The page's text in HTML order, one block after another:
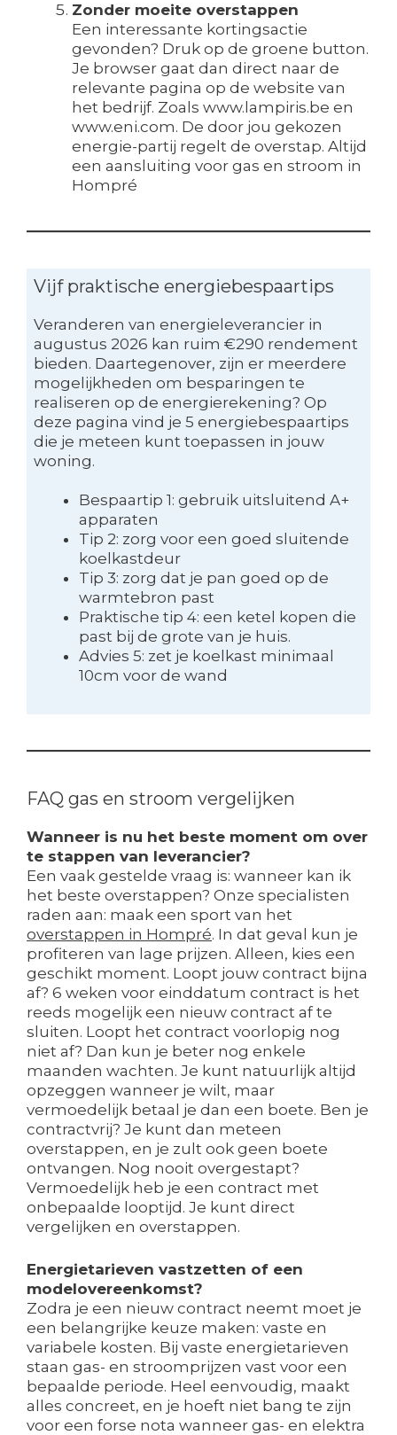
Zonder moeite overstappen
Een interessante kortingsactie
gevonden? Druk op de groene button.
Je browser gaat dan direct naar de
relevante pagina op de website van
het bedrijf. Zoals www.lampiris.be en
www.eni.com. De door jou gekozen
energie-partij regelt de overstap. Altijd
een aansluiting voor gas en stroom in
Hompré
Vijf praktische energiebespaartips
Veranderen van energieleverancier in
augustus 2026 kan ruim €290 rendement
bieden. Daartegenover, zijn er meerdere
mogelijkheden om besparingen te
realiseren op de energierekening? Op
deze pagina vind je 5 energiebespaartips
die je meteen kunt toepassen in jouw
woning.
Bespaartip 1: gebruik uitsluitend A+
apparaten
Tip 2: zorg voor een goed sluitende
koelkastdeur
Tip 3: zorg dat je pan goed op de
warmtebron past
Praktische tip 4: een ketel kopen die
past bij de grote van je huis.
Advies 5: zet je koelkast minimaal
10cm voor de wand
FAQ gas en stroom vergelijken
Wanneer is nu het beste moment om over
te stappen van leverancier?
Een vaak gestelde vraag is: wanneer kan ik
het beste overstappen? Onze specialisten
raden aan: maak een sport van het
overstappen in Hompré. In dat geval kun je
profiteren van lage prijzen. Alleen, kies een
geschikt moment. Loopt jouw contract bijna
af? 6 weken voor einddatum contract is het
reeds mogelijk een nieuw contract af te
sluiten. Loopt het contract voorlopig nog
niet af? Dan kun je beter nog enkele
maanden wachten. Je kunt natuurlijk altijd
opzeggen wanneer je wilt, maar
vermoedelijk betaal je dan een boete. Ben je
contractvrij? Je kunt dan meteen
overstappen, en je zult ook geen boete
ontvangen. Nog nooit overgestapt?
Vermoedelijk heb je een contract met
onbepaalde looptijd. Je kunt direct
vergelijken en overstappen.
Energietarieven vastzetten of een
modelovereenkomst?
Zodra je een nieuw contract neemt moet je
een belangrijke keuze maken: vaste en
variabele kosten. Bij vaste energietarieven
staan gas- en stroomprijzen vast voor een
bepaalde periode. Heel eenvoudig, maakt
alles concreet, en je hoeft niet bang te zijn
voor een forse nota wanneer gas- en elektra